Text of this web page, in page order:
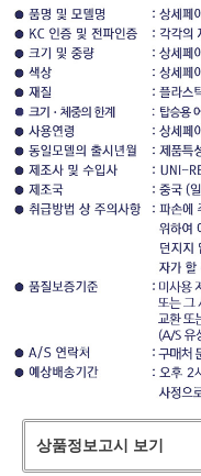
상품정보고시 보기